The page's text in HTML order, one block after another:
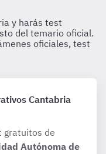
Cantabria
gratuitos de
Autónoma de